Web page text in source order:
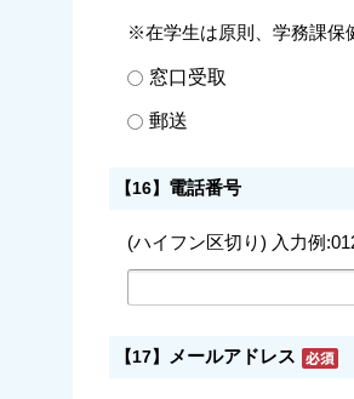
※在学生は原則、学務課保
窓口受取
郵送
【16】 電話番号
(ハイフン区切り) 入力例
【17】 メールアドレス